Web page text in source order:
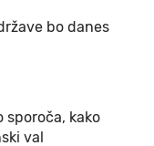
bo danes
sporoča, kako
val